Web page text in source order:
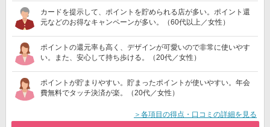
カードを提示して、ポイントを貯められる店が多い。ポイント還
元などのお得なキャンペーンが多い。（60代以上／女性）
ポイントの還元率も高く、デザインが可愛いので非常に使いやす
い。また、安心して持ち歩ける。（20代／女性）
ポイントが貯まりやすい。貯まったポイントが使いやすい。年会
費無料でタッチ決済が楽。（20代／女性）
＞各項目の得点・口コミの詳細を見る